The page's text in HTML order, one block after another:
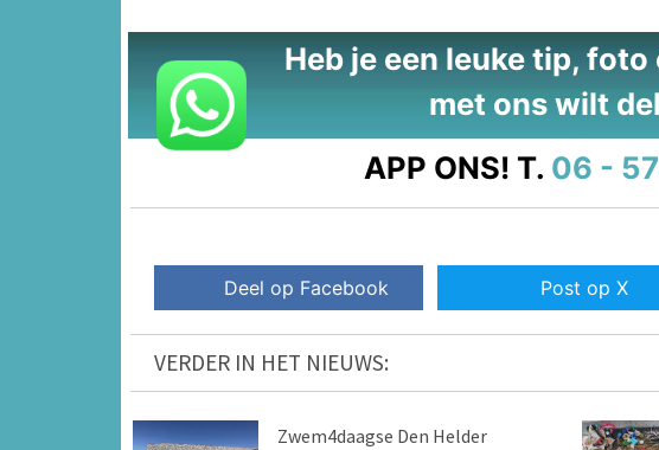
Heb je een leuke tip,
met ons wilt
APP ONS! T. 06 -
Deel op Facebook Post op X
VERDER IN HET NIEUWS:
Zwem4daagse Den Helder